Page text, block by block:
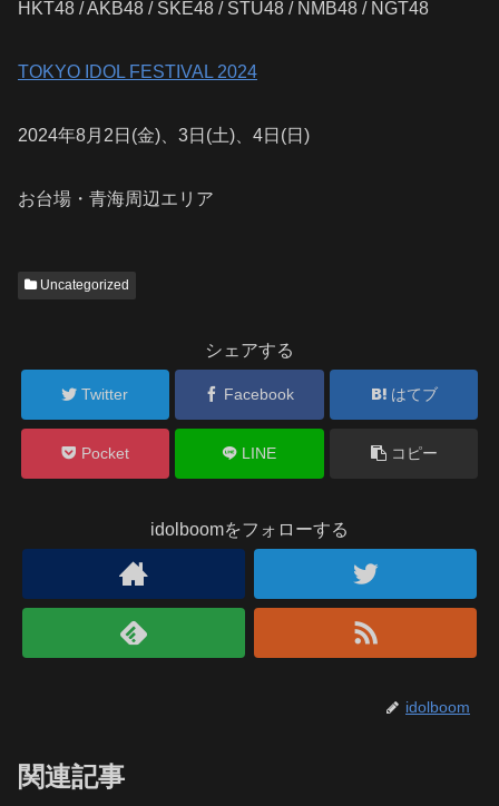
HKT48 / AKB48 / SKE48 / STU48 / NMB48 / NGT48
TOKYO IDOL FESTIVAL 2024
2024年8月2日(金)、3日(土)、4日(日)
お台場・青海周辺エリア
Uncategorized
シェアする
Twitter Facebook はてブ
Pocket LINE コピー
idolboomをフォローする
idolboom
関連記事